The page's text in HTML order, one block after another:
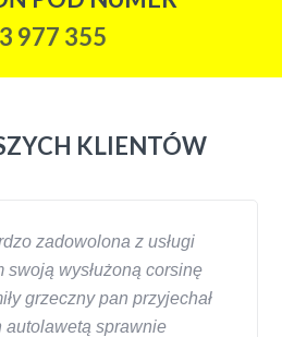
977 355
KLIENTÓW
zadowolona z usługi
swoją wysłużoną corsinę
grzeczny pan przyjechał
autolawetą sprawnie